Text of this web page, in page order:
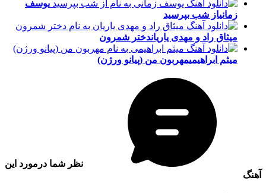
یوسف
زمانیاز شب بپرسید
میثاق راد و مهدی یاریاندختر شمرون
میثم ابراهیمیمهربون من (پیانو ورژن)
نظر شما درمورد این
آهنگ